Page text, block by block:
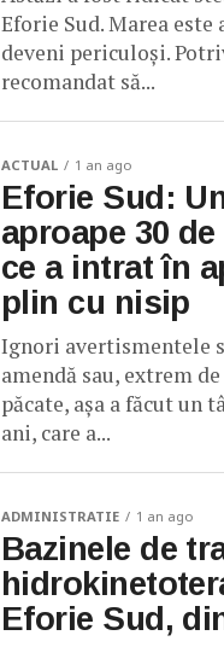
Eforie Sud. Marea
deveni periculoși.
recomandat să...
ACTUAL 1 an ago
Eforie Sud:
aproape 30
ce a intrat în
plin cu nisip
Ignori avertismentele
amendă sau, extrem
păcate, așa a făcut un
ani, care a...
ADMINISTRATIE 1 an ago
Bazinele de
Eforie Sud,